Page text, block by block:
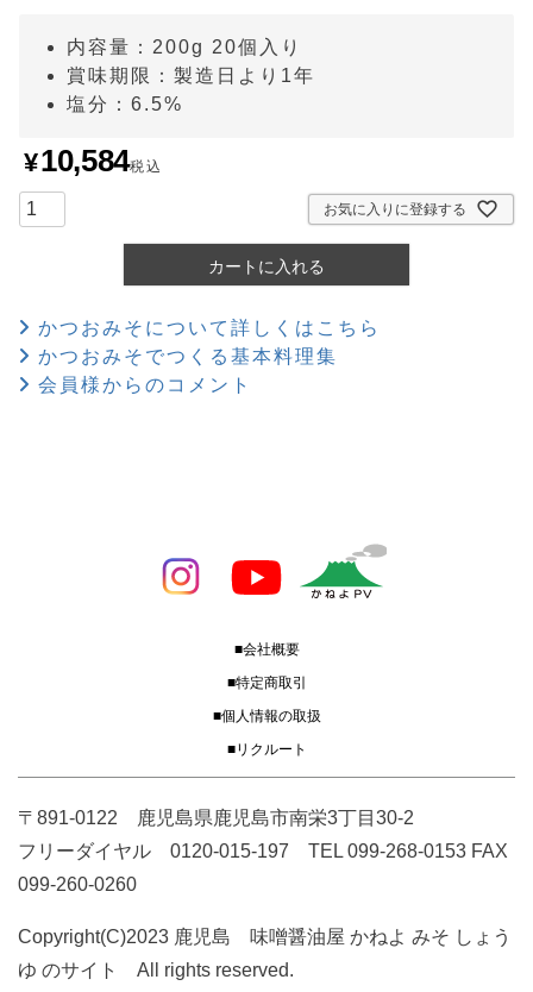
内容量：200g 20個入り
賞味期限：製造日より1年
塩分：6.5%
¥10,584税込
お気に入りに登録する
カートに入れる
かつおみそについて詳しくはこちら
かつおみそでつくる基本料理集
会員様からのコメント
■会社概要
■特定商取引
■個人情報の取扱
■リクルート
〒891-0122 鹿児島県鹿児島市南栄3丁目30-2
フリーダイヤル 0120-015-197 TEL 099-268-0153 FAX
099-260-0260
Copyright(C)2023 鹿児島 味噌醤油屋 かねよ みそ しょう
ゆ のサイト All rights reserved.